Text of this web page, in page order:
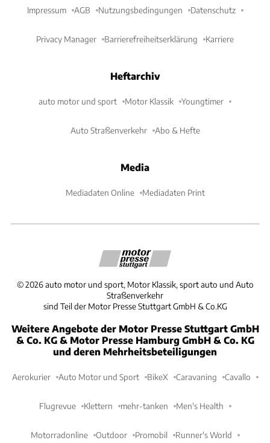
Impressum AGB Nutzungsbedingungen Datenschutz
Privacy Manager Barrierefreiheitserklärung Karriere
Heftarchiv
auto motor und sport Motor Klassik Youngtimer
Auto Straßenverkehr Abo & Hefte
Media
Mediadaten Online Mediadaten Print
©2026 auto motor und sport, Motor Klassik, sport auto und Auto
Straßenverkehr
sind Teil der Motor Presse Stuttgart GmbH & Co.KG
Weitere Angebote der Motor Presse Stuttgart GmbH
& Co. KG & Motor Presse Hamburg GmbH & Co. KG
und deren Mehrheitsbeteiligungen
Aerokurier Auto Motor und Sport BikeX Caravaning Cavallo
Flugrevue Klettern mehr-tanken Men's Health
Motorradonline Outdoor Promobil Runner's World